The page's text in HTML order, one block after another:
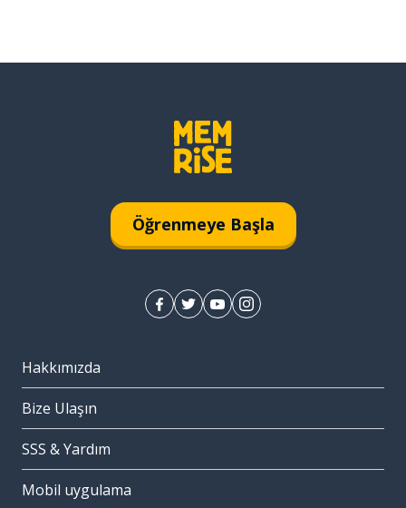
Öğrenmeye Başla
Hakkımızda
Bize Ulaşın
SSS & Yardım
Mobil uygulama